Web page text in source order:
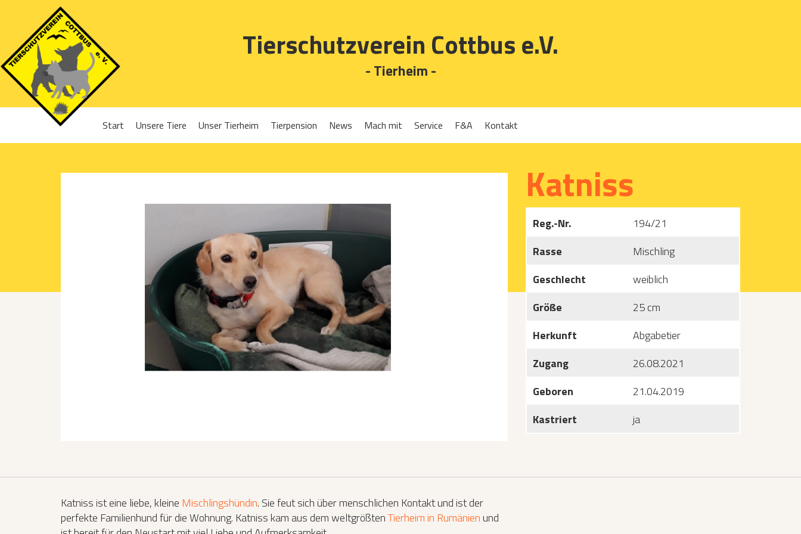
Tierschutzverein Cottbus e.V.
- Tierheim -
Start Unsere Tiere Unser Tierheim
Projekte 2018
Projekte 2019
Projekte 2020
Projekte 2021
Projekte 2022
Projekte 2023
Projekte 2024
Tierpension News Mach mit
Mitglied werden
Patenschaften
Katzen­futterplätze
Testament
Katzen vorlesen
Service F&A Kontakt
Katniss
Reg.-Nr.
194/21
Rasse
Mischling
Geschlecht
weiblich
Größe
25 cm
Herkunft
Abgabetier
Zugang
26.08.2021
Geboren
21.04.2019
Kastriert
ja
Katniss ist eine liebe, kleine Mischlingshündin. Sie feut sich über menschlichen Kontakt und ist der
perfekte Familienhund für die Wohnung. Katniss kam aus dem weltgrößtenTierheim in Rumänienund